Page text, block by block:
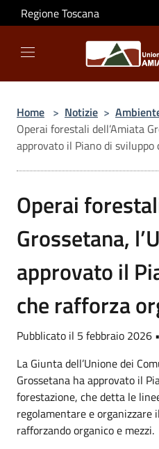
Salta al contenuto principale
Regione Toscana
Home > Notizie >
Operai forestali dell’Amiata
approvato il Piano di
Operai
Grossetana,
approvato il
che rafforza
Pubblicato il 5 febbraio 2026 •
La Giunta dell’Unione dei
Grossetana ha approvato il
forestazione, che detta le
regolamentare e organizzare
rafforzando organico e mezzi.